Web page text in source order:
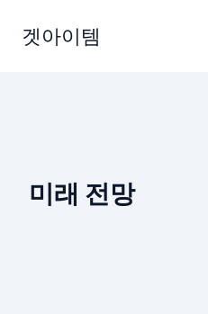
겟아이템
미래 전망